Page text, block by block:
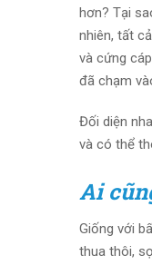
hơn? Tại
nhiên, tất
và cứng
đã chạm
Đối diện
và có thể
Ai
Giống với
thua thôi,